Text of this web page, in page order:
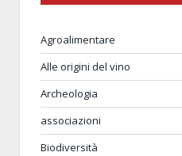
Agroalimentare
Alle origini del vino
Archeologia
associazioni
Biodiversità